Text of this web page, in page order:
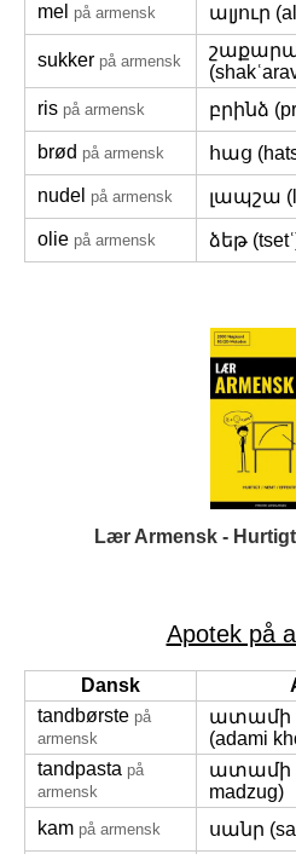
mel på armensk ալյուր
sukker på armensk
ris på armensk բրինձ
brød på armensk հաց
nudel på armensk լապշա
olie på armensk ձեթ
Lær Armensk -
Apotek på
Dansk
tandbørste på
armensk
ատամի
(adami
tandpasta på
armensk
ատամի
madzug)
kam på armensk
սանր